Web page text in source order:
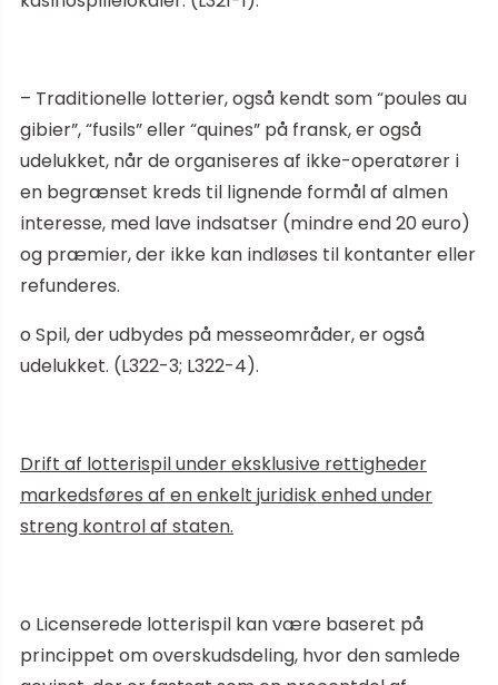
– Traditionelle lotterier, også kendt som “poules au
gibier”, “fusils” eller “quines” på fransk, er også
udelukket, når de organiseres af ikke-operatører i
en begrænset kreds til lignende formål af almen
interesse, med lave indsatser (mindre end 20 euro)
og præmier, der ikke kan indløses til kontanter eller
refunderes.
o Spil, der udbydes på messeområder, er også
udelukket. (L322-3; L322-4).
Drift af lotterispil under eksklusive rettigheder
markedsføres af en enkelt juridisk enhed under
streng kontrol af staten.
o Licenserede lotterispil kan være baseret på
princippet om overskudsdeling, hvor den samlede